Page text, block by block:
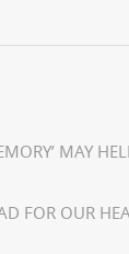
MAY
FOR OUR